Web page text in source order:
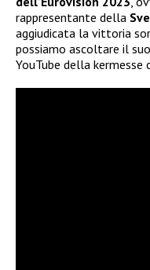
rappresentante della
aggiudicata la vittoria
possiamo ascoltare il
YouTube della kermesse